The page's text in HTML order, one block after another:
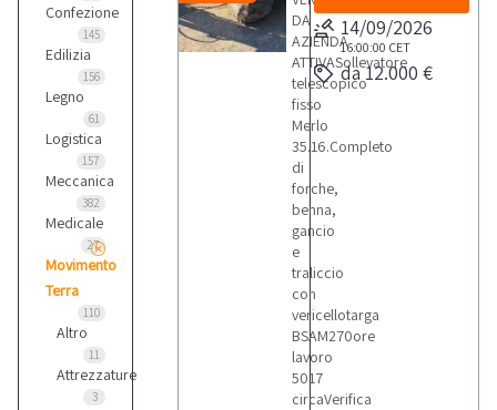
Confezione
145
Edilizia
156
Legno
61
Logistica
157
Meccanica
382
Medicale
27
Movimento
Terra
110
Altro
11
Attrezzature
3
DA
AZIENDA
ATTIVASollevatore
telescopico
fisso
Merlo
35.16.Completo
di
forche,
benna,
gancio
e
traliccio
con
vericellotarga
BSAM270ore
lavoro
5017
circaVerifica
14/09/2026
16:00:00 CET
da 12.000 €